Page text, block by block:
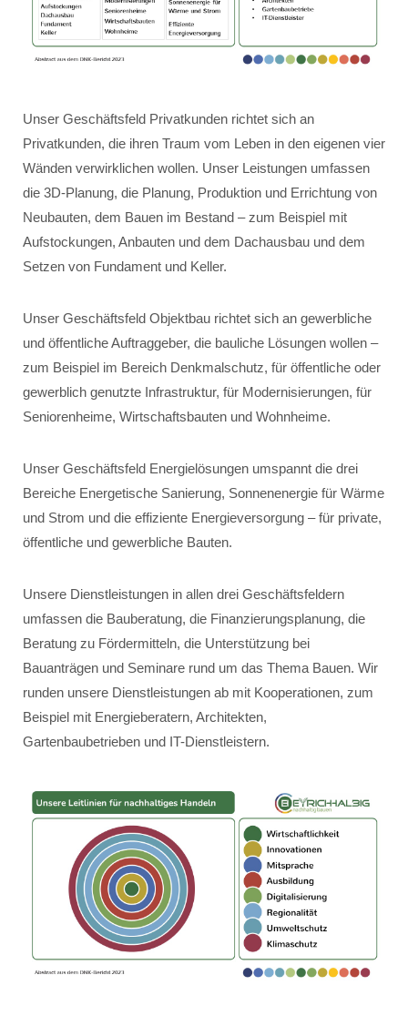
Unser Geschäftsfeld Privatkunden richtet sich an
Privatkunden, die ihren Traum vom Leben in den eigenen vier
Wänden verwirklichen wollen. Unser Leistungen umfassen
die 3D-Planung, die Planung, Produktion und Errichtung von
Neubauten, dem Bauen im Bestand – zum Beispiel mit
Aufstockungen, Anbauten und dem Dachausbau und dem
Setzen von Fundament und Keller.
Unser Geschäftsfeld Objektbau richtet sich an gewerbliche
und öffentliche Auftraggeber, die bauliche Lösungen wollen –
zum Beispiel im Bereich Denkmalschutz, für öffentliche oder
gewerblich genutzte Infrastruktur, für Modernisierungen, für
Seniorenheime, Wirtschaftsbauten und Wohnheime.
Unser Geschäftsfeld Energielösungen umspannt die drei
Bereiche Energetische Sanierung, Sonnenenergie für Wärme
und Strom und die effiziente Energieversorgung – für private,
öffentliche und gewerbliche Bauten.
Unsere Dienstleistungen in allen drei Geschäftsfeldern
umfassen die Bauberatung, die Finanzierungsplanung, die
Beratung zu Fördermitteln, die Unterstützung bei
Bauanträgen und Seminare rund um das Thema Bauen. Wir
runden unsere Dienstleistungen ab mit Kooperationen, zum
Beispiel mit Energieberatern, Architekten,
Gartenbaubetrieben und IT-Dienstleistern.